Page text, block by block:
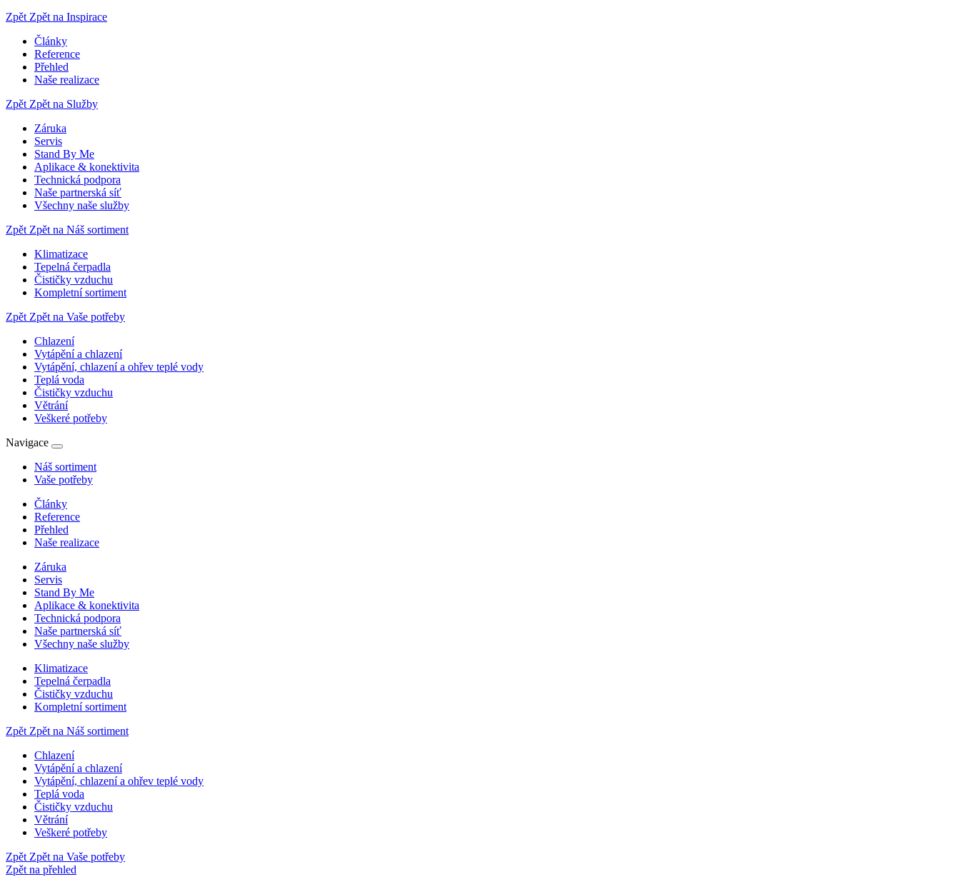
Zpět Zpět na Inspirace
Články
Reference
Přehled
Naše realizace
Zpět Zpět na Služby
Záruka
Servis
Stand By Me
Aplikace & konektivita
Technická podpora
Naše partnerská síť
Všechny naše služby
Zpět Zpět na Náš sortiment
Klimatizace
Tepelná čerpadla
Čističky vzduchu
Kompletní sortiment
Zpět Zpět na Vaše potřeby
Chlazení
Vytápění a chlazení
Vytápění, chlazení a ohřev teplé vody
Teplá voda
Čističky vzduchu
Větrání
Veškeré potřeby
Navigace
Náš sortiment
Vaše potřeby
Články
Reference
Přehled
Naše realizace
Záruka
Servis
Stand By Me
Aplikace & konektivita
Technická podpora
Naše partnerská síť
Všechny naše služby
Klimatizace
Tepelná čerpadla
Čističky vzduchu
Kompletní sortiment
Zpět Zpět na Náš sortiment
Chlazení
Vytápění a chlazení
Vytápění, chlazení a ohřev teplé vody
Teplá voda
Čističky vzduchu
Větrání
Veškeré potřeby
Zpět Zpět na Vaše potřeby
Zpět na přehled